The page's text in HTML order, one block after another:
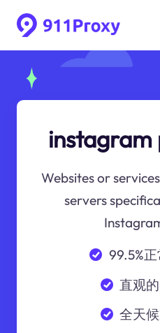
instagram
Websites or
servers
99.5%
直观
全天